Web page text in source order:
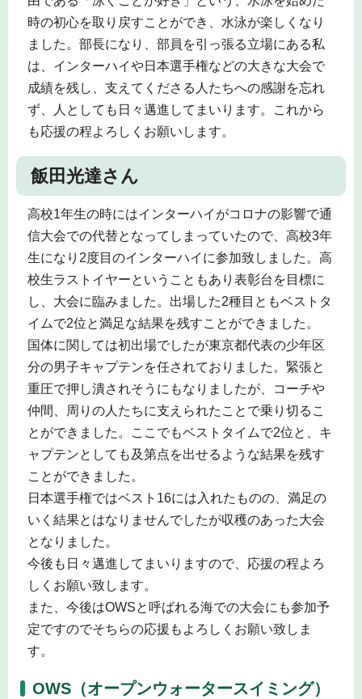
時の初心を取り戻すことができ、水泳が楽しくなり
ました。部長になり、部員を引っ張る立場にある私
は、インターハイや日本選手権などの大きな大会で
成績を残し、支えてくださる人たちへの感謝を忘れ
ず、人としても日々邁進してまいります。これから
も応援の程よろしくお願いします。
飯田光達さん
高校1年生の時にはインターハイがコロナの影響で通
信大会での代替となってしまっていたので、高校3年
生になり2度目のインターハイに参加致しました。高
校生ラストイヤーということもあり表彰台を目標に
し、大会に臨みました。出場した2種目ともベストタ
イムで2位と満足な結果を残すことができました。
国体に関しては初出場でしたが東京都代表の少年区
分の男子キャプテンを任されておりました。緊張と
重圧で押し潰されそうにもなりましたが、コーチや
仲間、周りの人たちに支えられたことで乗り切るこ
とができました。ここでもベストタイムで2位と、キ
ャプテンとしても及第点を出せるような結果を残す
ことができました。
日本選手権ではベスト16には入れたものの、満足の
いく結果とはなりませんでしたが収穫のあった大会
となりました。
今後も日々邁進してまいりますので、応援の程よろ
しくお願い致します。
また、今後はOWSと呼ばれる海での大会にも参加予
定ですのでそちらの応援もよろしくお願い致しま
す。
OWS（オープンウォータースイミング）